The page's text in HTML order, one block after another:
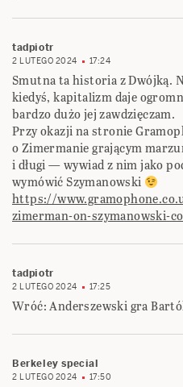
tadpiotr
2 LUTEGO 2024 17:24
Smutna ta historia z Dwójką.
kiedyś, kapitalizm daje
bardzo dużo jej zawdzięczam.
Przy okazji na stronie
o Zimermanie grającym
i długi — wywiad z nim jako
wymówić Szymanowski
https://
zimerman-on-szymanowski-
tadpiotr
2 LUTEGO 2024 17:25
Wróć: Anderszewski gra
Berkeley special
2 LUTEGO 2024 17:50